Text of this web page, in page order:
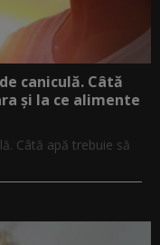
caniculă. Câtă
și la ce alimente
Câtă apă trebuie să